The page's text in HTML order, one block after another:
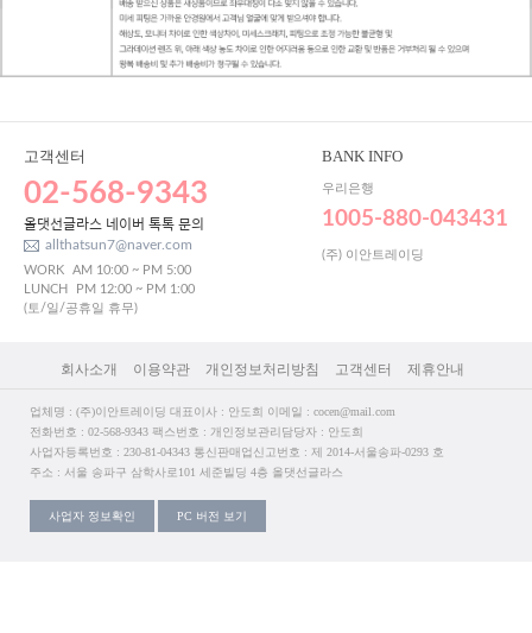
고객센터
02-568-9343
올댓선글라스 네이버 톡톡 문의
allthatsun7@naver.com
WORK
AM 10:00 ~ PM 5:00
LUNCH
PM 12:00 ~ PM 1:00
(토/일/공휴일 휴무)
BANK INFO
우리은행
1005-880-043431
(주) 이안트레이딩
회사소개 이용약관 개인정보처리방침 고객센터 제휴안내
업체명 : (주)이안트레이딩 대표이사 : 안도희 이메일 : cocen@mail.com
전화번호 : 02-568-9343 팩스번호 : 개인정보관리담당자 : 안도희
사업자등록번호 : 230-81-04343 통신판매업신고번호 : 제 2014-서울송파-0293 호
주소 : 서울 송파구 삼학사로101 세준빌딩 4층 올댓선글라스
사업자 정보확인 PC 버전 보기